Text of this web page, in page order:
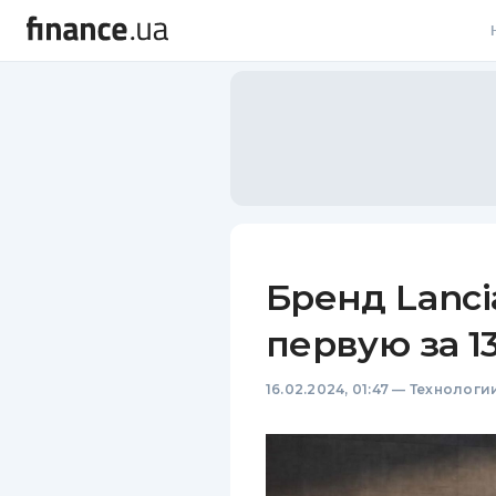
Бренд
первую за
16.02.2024, 01:47 —